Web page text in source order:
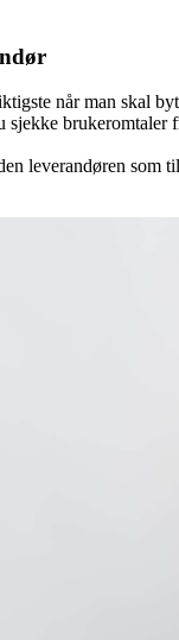
når man skal
sjekke brukeromtaler
leverandøren som